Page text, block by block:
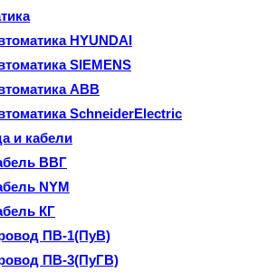
HYUNDAI
SIEMENS
ABB
SchneiderElectric
и кабели
ВВГ
NYM
КГ
ПВ-1(ПуВ)
ПВ-3(ПуГВ)